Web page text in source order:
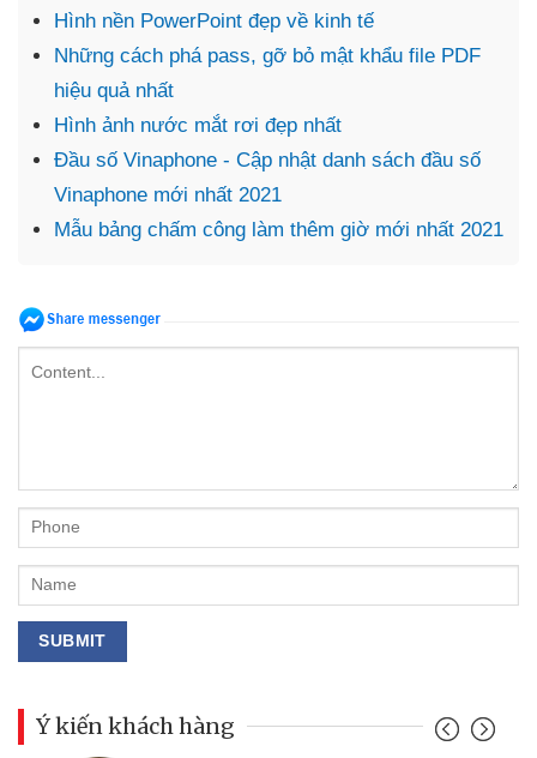
Hình nền PowerPoint đẹp về kinh tế
Những cách phá pass, gỡ bỏ mật khẩu file PDF
hiệu quả nhất
Hình ảnh nước mắt rơi đẹp nhất
Đầu số Vinaphone - Cập nhật danh sách đầu số
Vinaphone mới nhất 2021
Mẫu bảng chấm công làm thêm giờ mới nhất 2021
Ý kiến khách hàng